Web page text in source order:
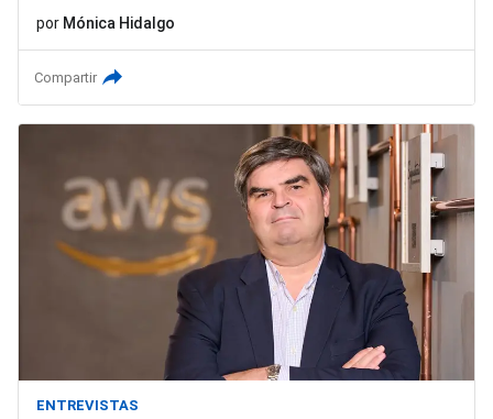
por Mónica Hidalgo
Compartir
ENTREVISTAS